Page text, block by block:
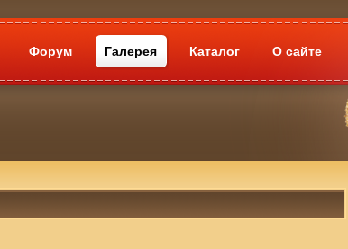
Форум Галерея Каталог О сайте